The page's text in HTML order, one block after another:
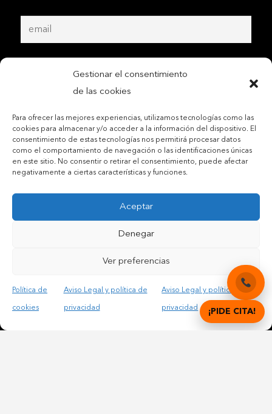
Gestionar el consentimiento
de las cookies
Para ofrecer las mejores experiencias, utilizamos tecnologías como las
cookies para almacenar y/o acceder a la información del dispositivo. El
consentimiento de estas tecnologías nos permitirá procesar datos
como el comportamiento de navegación o las identificaciones únicas
en este sitio. No consentir o retirar el consentimiento, puede afectar
negativamente a ciertas características y funciones.
Aceptar
Denegar
Ver preferencias
Política de
cookies
Aviso Legal y política de
privacidad
Aviso Legal y política de
privacidad
Contactar por mail
Acepto las condiciones legales y la política de privacidad¡PIDE CITA!